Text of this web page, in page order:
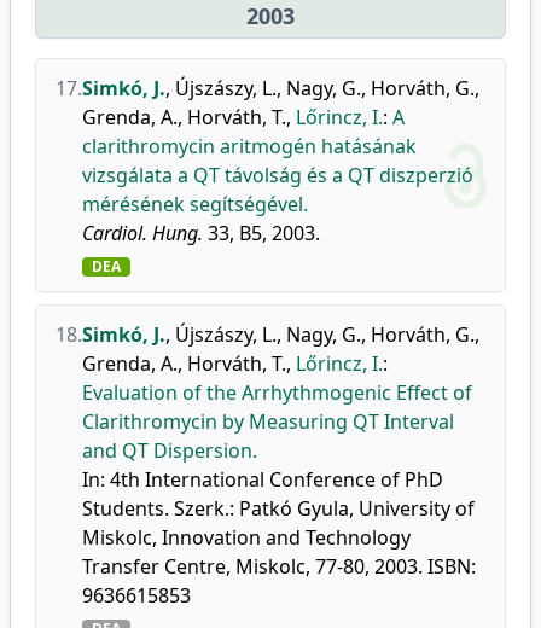
2003
17.Simkó, J., Újszászy, L., Nagy, G., Horváth, G.,
Grenda, A., Horváth, T., Lőrincz, I.: A
clarithromycin aritmogén hatásának
vizsgálata a QT távolság és a QT diszperzió
mérésének segítségével.
Cardiol. Hung. 33, B5, 2003.
DEA
18.Simkó, J., Újszászy, L., Nagy, G., Horváth, G.,
Grenda, A., Horváth, T., Lőrincz, I.:
Evaluation of the Arrhythmogenic Effect of
Clarithromycin by Measuring QT Interval
and QT Dispersion.
In: 4th International Conference of PhD
Students. Szerk.: Patkó Gyula, University of
Miskolc, Innovation and Technology
Transfer Centre, Miskolc, 77-80, 2003. ISBN:
9636615853